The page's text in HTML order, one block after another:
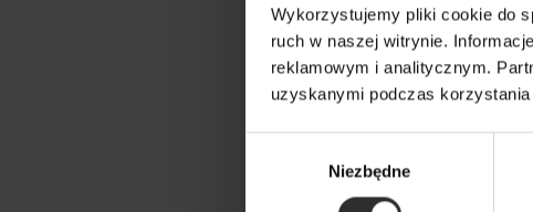
Wykorzystujemy pliki cookie do
ruch w naszej witrynie.
reklamowym i analitycznym.
uzyskanymi podczas korzystania
Niezbędne
Czarna
mini z
219,00 zł